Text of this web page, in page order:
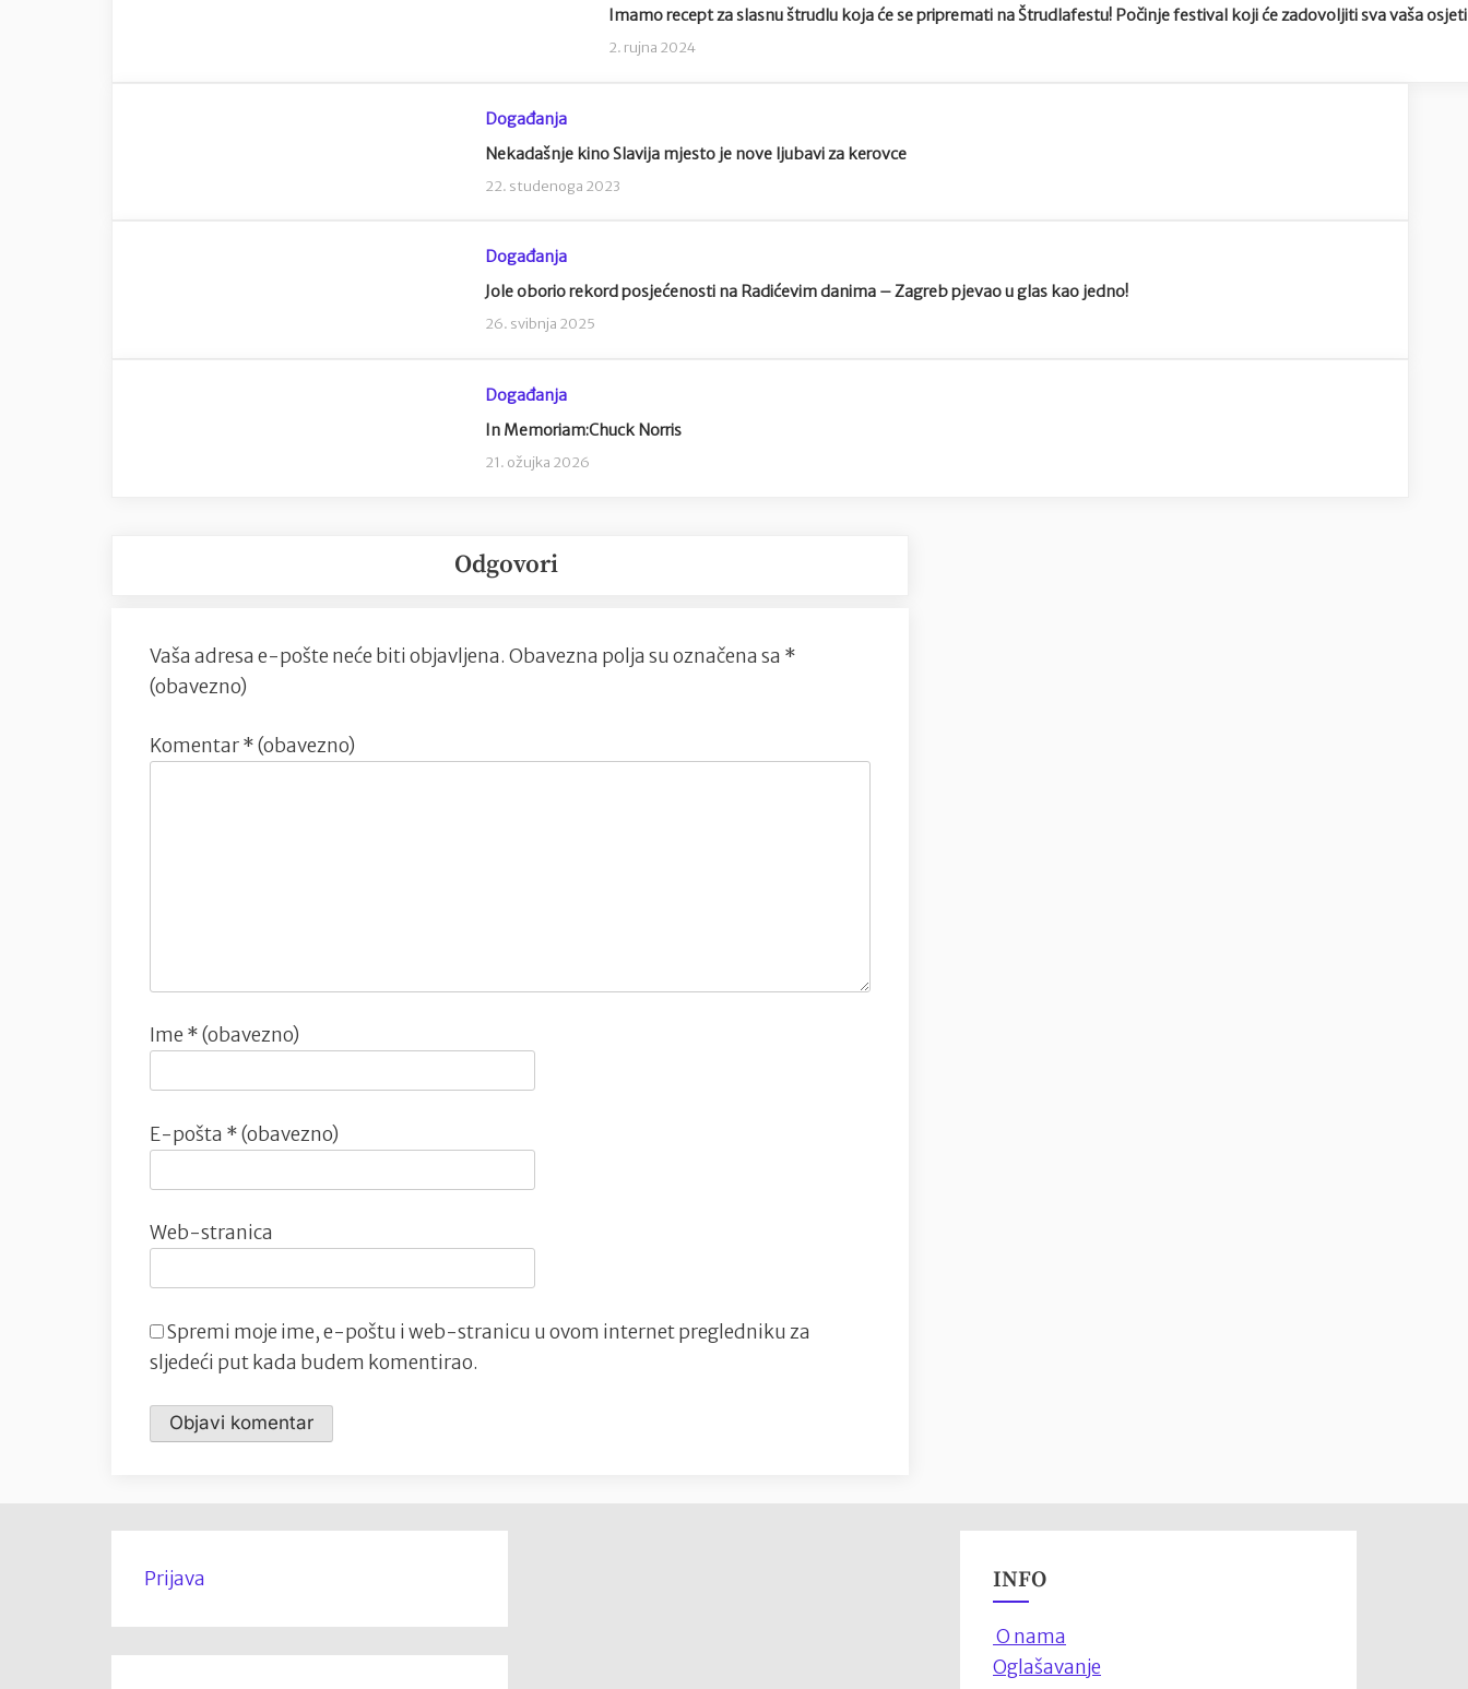
Imamo recept za slasnu štrudlu koja će se pripremati na Štrudlafestu! Počinje festival koji će zadovoljiti sva vaša
2. rujna 2024
Događanja
Nekadašnje kino Slavija mjesto je nove ljubavi za kerovce
22. studenoga 2023
Događanja
Jole oborio rekord posjećenosti na Radićevim danima – Zagreb pjevao u glas kao jedno!
26. svibnja 2025
Događanja
In Memoriam:Chuck Norris
21. ožujka 2026
Odgovori
Vaša adresa e-pošte neće biti objavljena. Obavezna polja su označena sa *
(obavezno)
Komentar* (obavezno)
Ime * (obavezno)
E-pošta * (obavezno)
Web-stranica
Spremi moje ime, e-poštu i web-stranicu u ovom internet pregledniku za
sljedeći put kada budem komentirao.
Prijava INFO
O nama
Oglašavanje